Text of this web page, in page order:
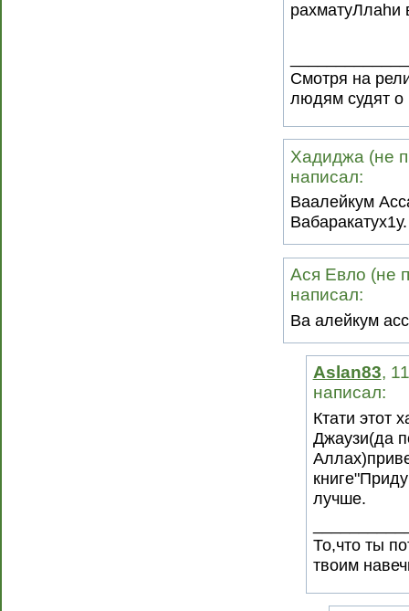
рахматуЛлаhи
Смотря на
людям судят о
Хадиджа (не
написал:
Ваалейкум
Вабаракатух1у.
Ася Евло (не
написал:
Ва алейкум
Aslan83,
написал:
Ктати этот
Джаузи(да
лучше.
То,что ты
твоим